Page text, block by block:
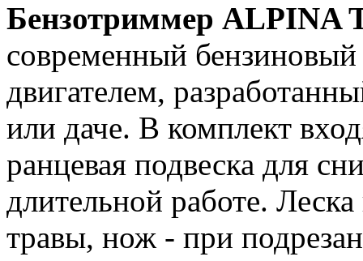
Бензотриммер ALPINA
современный
двигателем,
или даче. В комплект
ранцевая подвеска для
длительной работе.
травы, нож - при